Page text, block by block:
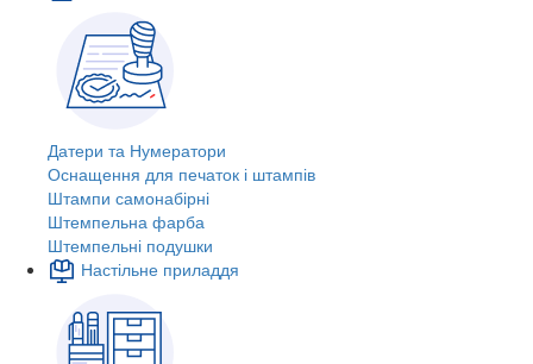
Датери та Нумератори
Оснащення для печаток і штампів
Штампи самонабірні
Штемпельна фарба
Штемпельні подушки
Настільне приладдя